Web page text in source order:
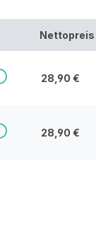
Nettopreis
28,90 €
28,90 €